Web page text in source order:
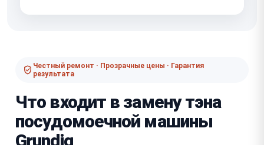
Честный ремонт · Прозрачные цены · Гарантия
результата
Что входит в замену тэна
посудомоечной машины
Grundig